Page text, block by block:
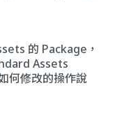
的 Package，
Assets
何修改的操作說